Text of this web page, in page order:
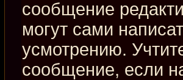
сообщение
могут сами
усмотрению.
сообщение, если